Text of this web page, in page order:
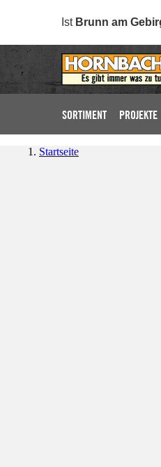
Ist Brunn am
SORTIMENT PROJEKTE
Startseite